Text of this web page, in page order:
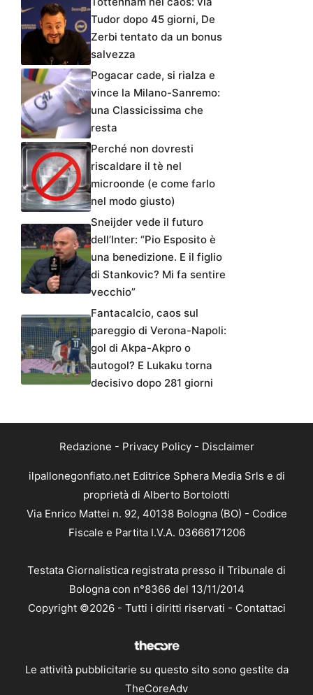
Tudor dopo 45 giorni, De
Zerbi tentato da un bonus
salvezza
Pogacar cade, si rialza e
vince la Milano-Sanremo:
una Classicissima che
resta
Perché non dovresti
riscaldare il tè nel
microonde (e come farlo
nel modo giusto)
Sneijder vede il futuro
dell’Inter: “Pio Esposito è
una benedizione. E il figlio
di Stankovic? Mi fa sentire
vecchio”
Fantacalcio, caos sul
pareggio di Verona-Napoli:
gol di Akpa-Akpro o
autogol? E Lukaku torna
decisivo dopo 281 giorni
Redazione - Privacy Policy- Disclaimer
ilpallonegonfiato.net Editrice Sphera Media Srls e di
proprietà di Alberto Bortolotti
Via Enrico Mattei n. 92, 40138 Bologna (BO) - Codice
Fiscale e Partita I.V.A. 03666171206
Testata Giornalistica registrata presso il Tribunale di
Bologna con n°8366 del 13/11/2014
Copyright ©2026 - Tutti i diritti riservati - Contattaci
Le attività pubblicitarie su questo sito sono gestite da
TheCoreAdv